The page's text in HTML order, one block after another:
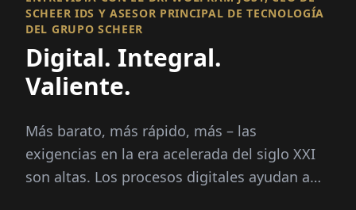
SCHEER IDS Y ASESOR PRINCIPAL DE TECNOLOGÍA
DEL GRUPO SCHEER
Digital. Integral.
Valiente.
Más barato, más rápido, más – las
exigencias en la era acelerada del siglo XXI
son altas. Los procesos digitales ayudan a